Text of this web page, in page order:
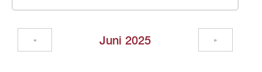
Juni 2025
« »